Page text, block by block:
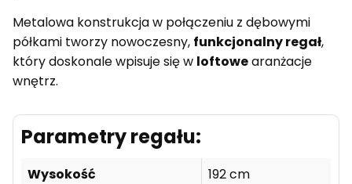
Metalowa konstrukcja w połączeniu z dębowymi
półkami tworzy nowoczesny, funkcjonalny regał,
który doskonale wpisuje się w loftowearanżacje
wnętrz.
Parametry regału:
Wysokość
192 cm